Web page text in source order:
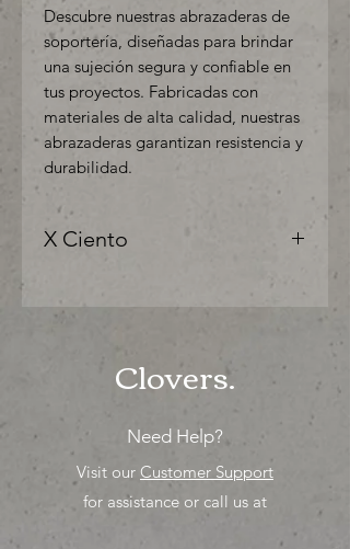
Descubre nuestras abrazaderas de
soportería, diseñadas para brindar
una sujeción segura y confiable en
tus proyectos. Fabricadas con
materiales de alta calidad, nuestras
abrazaderas garantizan resistencia y
durabilidad.
X Ciento
"Ya sea para comprar o para surtir,
solo los mejores precios para tu
Clovers.
Need Help?
Visit our Customer Support
for assistance or call us at